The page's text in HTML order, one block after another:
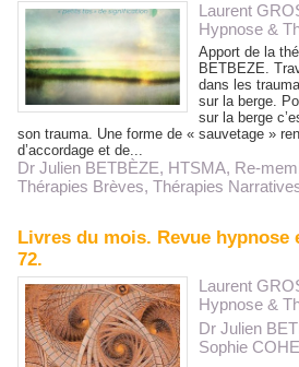
Laurent
Hypnose &
Apport de la
BETBEZE.
dans les
sur la berge.
sur la berge
son trauma. Une forme de « sauvetage »
d’accordage et de...
Dr Julien BETBÈZE, HTSMA, Re-
Thérapies Brèves, Thérapies
Livres du mois. Revue hypnose
72.
Laurent
Hypnose &
Dr Julien
Sophie